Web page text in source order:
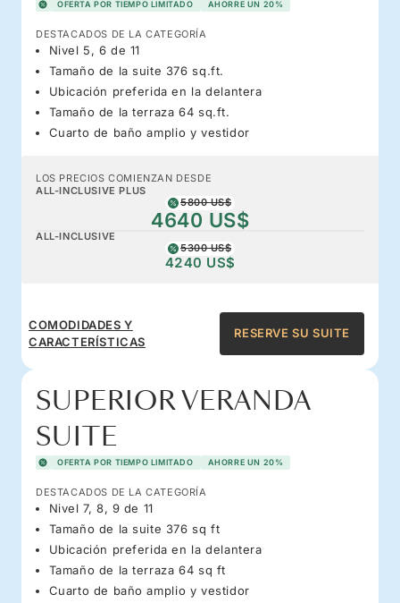
OFERTA POR TIEMPO LIMITADO AHORRE UN 20%
DESTACADOS DE LA CATEGORÍA
Nivel 5, 6 de 11
Tamaño de la suite 376 sq.ft.
Ubicación preferida en la delantera
Tamaño de la terraza 64 sq.ft.
Cuarto de baño amplio y vestidor
LOS PRECIOS COMIENZAN DESDE
ALL-INCLUSIVE PLUS
5800 US$
4640 US$
ALL-INCLUSIVE
5300 US$
4240 US$
COMODIDADES Y
CARACTERÍSTICAS
RESERVE SU SUITE
SUPERIOR VERANDA
SUITE
OFERTA POR TIEMPO LIMITADO AHORRE UN 20%
DESTACADOS DE LA CATEGORÍA
Nivel 7, 8, 9 de 11
Tamaño de la suite 376 sq ft
Ubicación preferida en la delantera
Tamaño de la terraza 64 sq ft
Cuarto de baño amplio y vestidor